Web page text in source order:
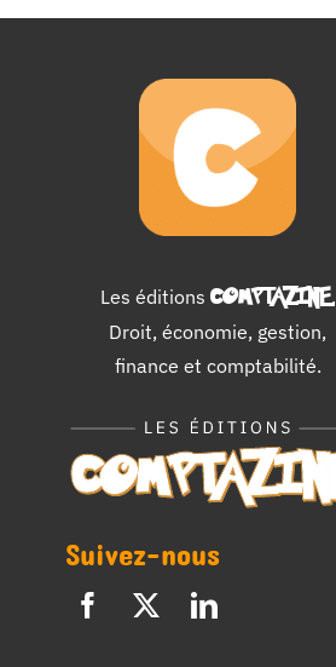
Les éditions COMPTAZINE.
Droit, économie, gestion,
finance et comptabilité.
Suivez-nous